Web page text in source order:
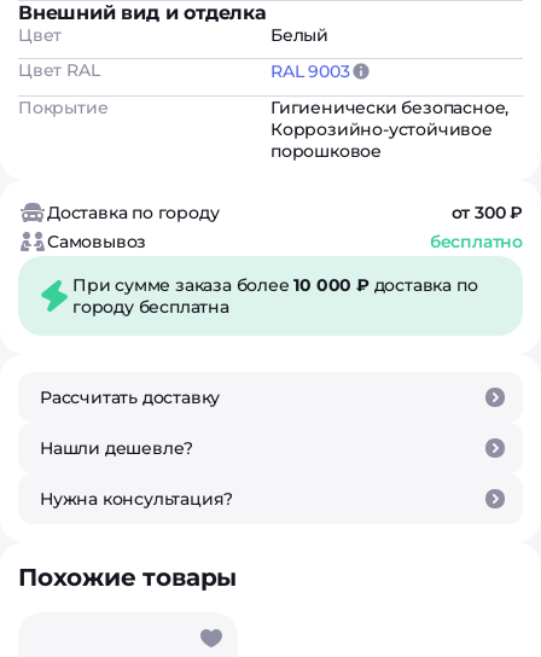
Внешний вид и отделка
Цвет
Белый
Цвет RAL
RAL 9003
Покрытие
Гигиенически безопасное,
Коррозийно-устойчивое
порошковое
Доставка по городу
от 300 ₽
Самовывоз
бесплатно
При сумме заказа более10 000 ₽доставка по
городу бесплатна
Рассчитать доставку
Нашли дешевле?
Нужна консультация?
Похожие товары